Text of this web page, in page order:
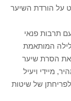
על הורדת השיער
תרבות פנאי
המותאמת
את הסרת שיער
מיידי ויעיל
של שיטות